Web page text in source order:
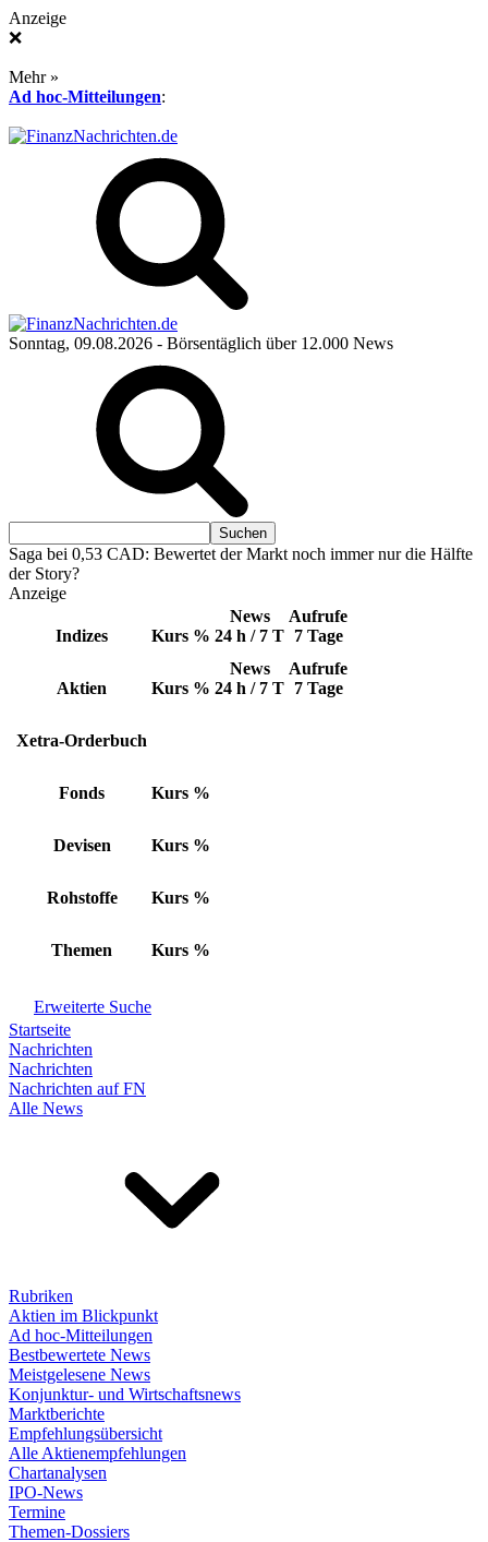
Anzeige
❌
Mehr »
Ad hoc-Mitteilungen:
Sonntag, 09.08.2026 - Börsentäglich über 12.000 News
Saga bei 0,53 CAD: Bewertet der Markt noch immer nur die Hälfte
der Story?
Anzeige
Indizes Kurs %
News
24 h / 7 T
Aufrufe
7 Tage
Aktien Kurs %
News
24 h / 7 T
Aufrufe
7 Tage
Xetra-Orderbuch
Fonds Kurs %
Devisen Kurs %
Rohstoffe Kurs %
Themen Kurs %
Erweiterte Suche
Startseite
Nachrichten
Nachrichten
Nachrichten auf FN
Alle News
Rubriken
Aktien im Blickpunkt
Ad hoc-Mitteilungen
Bestbewertete News
Meistgelesene News
Konjunktur- und Wirtschaftsnews
Marktberichte
Empfehlungsübersicht
Alle Aktienempfehlungen
Chartanalysen
IPO-News
Termine
Themen-Dossiers